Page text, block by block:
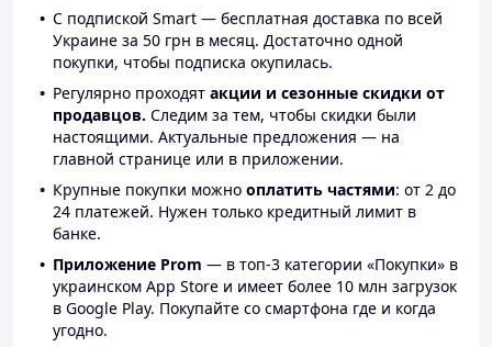
С подпиской Smart — бесплатная доставка по всей
Украине за 50 грн в месяц. Достаточно одной
покупки, чтобы подписка окупилась.
Регулярно проходят акции и сезонные скидки от
продавцов. Следим за тем, чтобы скидки были
настоящими. Актуальные предложения — на
главной странице или в приложении.
Крупные покупки можно оплатить частями: от 2 до
24 платежей. Нужен только кредитный лимит в
банке.
Приложение Prom — в топ-3 категории «Покупки» в
украинском App Store и имеет более 10 млн загрузок
в Google Play. Покупайте со смартфона где и когда
угодно.